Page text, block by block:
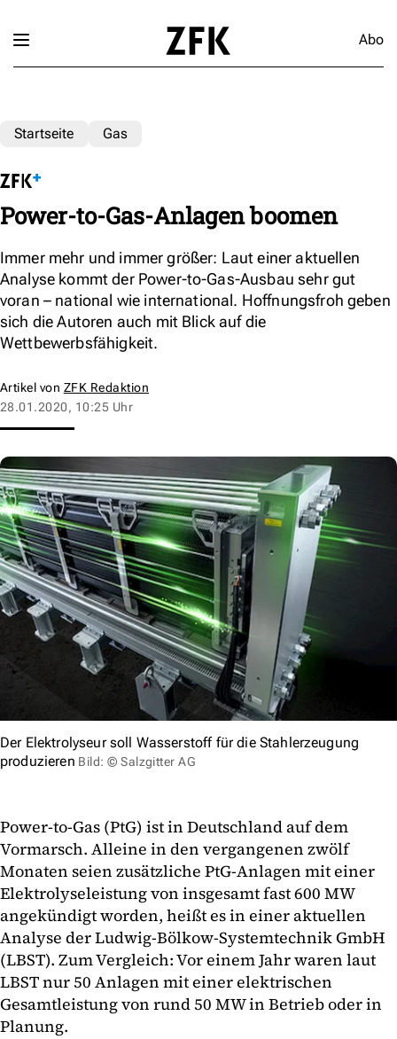
Abo
Startseite Gas
Power-to-Gas-Anlagen boomen
Immer mehr und immer größer: Laut einer aktuellen
Analyse kommt der Power-to-Gas-Ausbau sehr gut
voran – national wie international. Hoffnungsfroh geben
sich die Autoren auch mit Blick auf die
Wettbewerbsfähigkeit.
Artikel von ZFK Redaktion
28.01.2020, 10:25 Uhr
Der Elektrolyseur soll Wasserstoff für die Stahlerzeugung
produzieren Bild: © Salzgitter AG
Power-to-Gas (PtG) ist in Deutschland auf dem
Vormarsch. Alleine in den vergangenen zwölf
Monaten seien zusätzliche PtG-Anlagen mit einer
Elektrolyseleistung von insgesamt fast 600 MW
angekündigt worden, heißt es in einer aktuellen
Analyse der Ludwig-Bölkow-Systemtechnik GmbH
(LBST). Zum Vergleich: Vor einem Jahr waren laut
LBST nur 50 Anlagen mit einer elektrischen
Gesamtleistung von rund 50 MW in Betrieb oder in
Planung.